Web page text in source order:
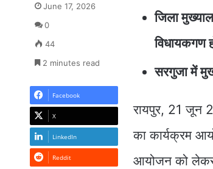
जिला
विधायकगण
सरगुजा में
रायपुर, 21 जून
का कार्यक्रम
आयोजन को लेकर
June 17, 2026
0
44
2 minutes read
Facebook
X
LinkedIn
Reddit